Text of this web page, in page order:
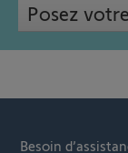
Posez
Besoin